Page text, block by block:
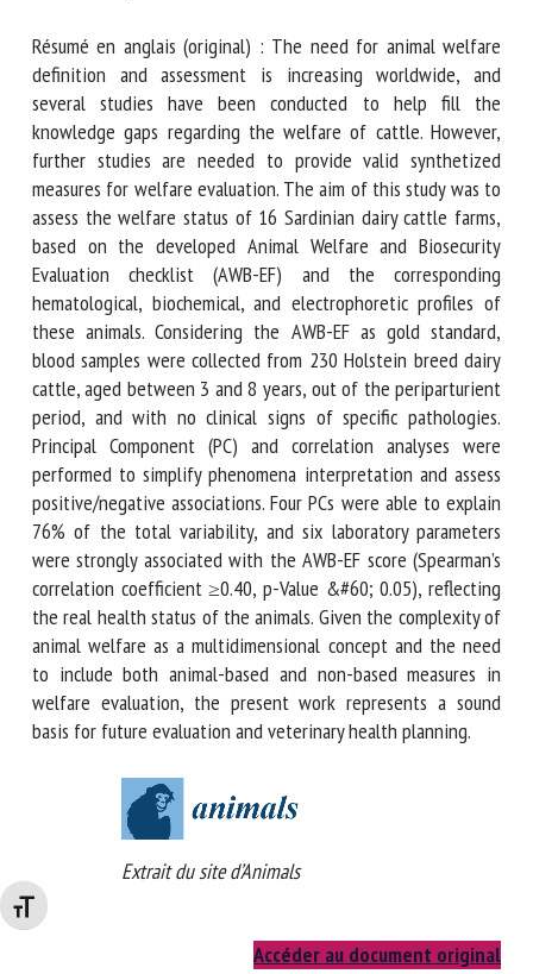
Changer la taille de la police
évaluations futures et la planification de la santé
vétérinaire.
Résumé en anglais (original) : The need for animal welfare
definition and assessment is increasing worldwide, and
several studies have been conducted to help fill the
knowledge gaps regarding the welfare of cattle. However,
further studies are needed to provide valid synthetized
measures for welfare evaluation. The aim of this study was
to assess the welfare status of 16 Sardinian dairy cattle
farms, based on the developed Animal Welfare and
Biosecurity Evaluation checklist (AWB-EF) and the
corresponding hematological, biochemical, and
electrophoretic profiles of these animals. Considering the
AWB-EF as gold standard, blood samples were collected
from 230 Holstein breed dairy cattle, aged between 3 and 8
years, out of the periparturient period, and with no clinical
signs of specific pathologies. Principal Component (PC) and
correlation analyses were performed to simplify
phenomena interpretation and assess positive/negative
associations. Four PCs were able to explain 76% of the total
variability, and six laboratory parameters were strongly
associated with the AWB-EF score (Spearman’s correlation
coefficient ≥0.40, p-Value &#60; 0.05), reflecting the real
health status of the animals. Given the complexity of animal
include both animal-based and non-based measures in
welfare evaluation, the present work represents a sound
basis for future evaluation and veterinary health planning.